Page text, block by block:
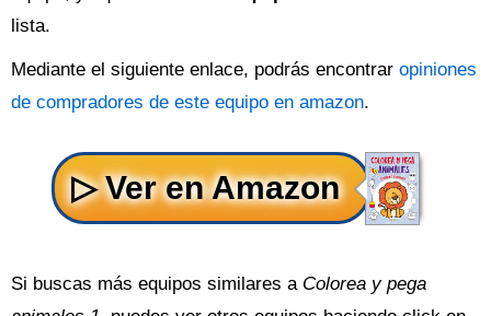
lista.
Mediante el siguiente enlace, podrás encontrar opiniones
de compradores de este equipo en amazon.
Si buscas más equipos similares a Colorea y pega